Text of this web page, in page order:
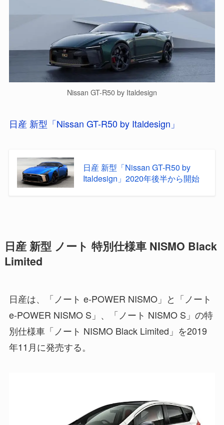
Nissan GT-R50 by Italdesign
日産 新型「Nissan GT-R50 by Italdesign」
日産 新型「Nissan GT-R50 by
Italdesign」2020年後半から開始
日産 新型 ノート 特別仕様車 NISMO Black
Limited
日産は、「ノート e-POWER NISMO」と「ノート
e-POWER NISMO S」、「ノート NISMO S」の特
別仕様車「ノート NISMO Black Limited」を2019
年11月に発売する。